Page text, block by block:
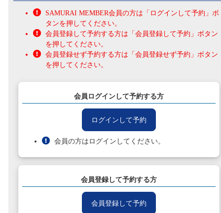
SAMURAI MEMBER会員の方は「ログインして予約」ボ
タンを押してください。
会員登録して予約する方は「会員登録して予約」ボタン
を押してください。
会員登録せず予約する方は「会員登録せず予約」ボタン
を押してください。
会員ログインして予約する方
ログインして予約
会員の方はログインしてください。
会員登録して予約する方
会員登録して予約